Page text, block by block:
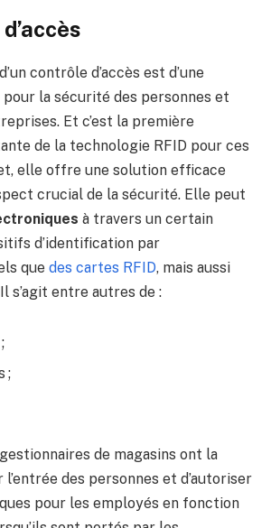
contrôle d’accès est d’une
la sécurité des personnes et
Et c’est la première
de la technologie RFID pour ces
elle offre une solution efficace
crucial de la sécurité. Elle peut
à travers un certain
d’identification par
que des cartes RFID, mais aussi
s’agit entre autres de :
;
de magasins ont la
des personnes et d’autoriser
pour les employés en fonction